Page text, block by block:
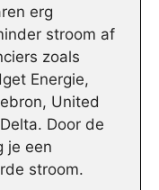
erg
stroom af
zoals
Energie,
United
Door de
je een
stroom.